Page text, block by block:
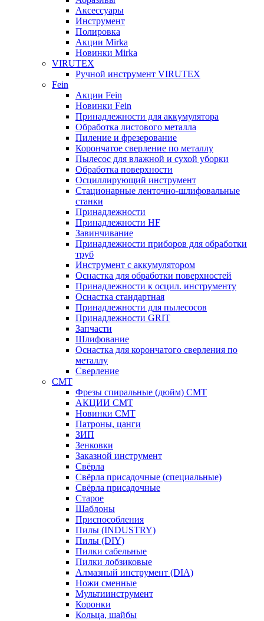
Аксессуары
Инструмент
Полировка
Акции Mirka
Новинки Mirka
VIRUTEX
Ручной инструмент VIRUTEX
Fein
Акции Fein
Новинки Fein
Принадлежности для аккумулятора
Обработка листового металла
Пиление и фрезерование
Корончатое сверление по металлу
Пылесос для влажной и сухой уборки
Обработка поверхности
Осциллирующий инструмент
Стационарные ленточно-шлифовальные
станки
Принадлежности
Принадлежности HF
Завинчивание
Принадлежности приборов для обработки
труб
Инструмент с аккумулятором
Оснастка для обработки поверхностей
Принадлежности к осцил. инструменту
Оснастка стандартная
Принадлежности для пылесосов
Принадлежности GRIT
Запчасти
Шлифование
Оснастка для корончатого сверления по
металлу
Сверление
CMT
Фрезы спиральные (дюйм) СМТ
АКЦИИ СМТ
Новинки CMT
Патроны, цанги
ЗИП
Зенковки
Заказной инструмент
Свёрла
Свёрла присадочные (специальные)
Свёрла присадочные
Старое
Шаблоны
Приспособления
Пилы (INDUSTRY)
Пилы (DIY)
Пилки сабельные
Пилки лобзиковые
Алмазный инструмент (DIA)
Ножи сменные
Мультиинструмент
Коронки
Кольца, шайбы